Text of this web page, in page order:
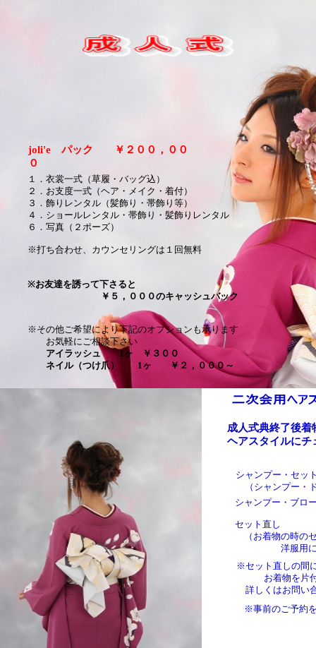
成人式典終了後着
ヘアスタイルにチ
※事前のご予約
シャンプー
（シャンプー・
joli'e パック ￥２００，００
０
シャンプー
１．衣裳一式（草履・バッグ込）
２．お支度一式（ヘア・メイク・着付）
３．飾りレンタル（髪飾り・帯飾り等）
４．ショールレンタル・帯飾り・髪飾りレンタル
６．写真（２ポーズ）
※打ち合わせ、カウンセリングは１回無料
※お友達を誘って下さると
￥５，０００のキャッシュバック
※その他ご希望により下記のオプションも承ります
お気軽にご相談下さい
アイラッシュ 1ヶ ￥３００
ネイル（つけ爪） 1ヶ ￥２，０００～
※セット直しの間
お着物を片付
詳しくはお問い
セット
（お着物の時の
洋服用にセッ